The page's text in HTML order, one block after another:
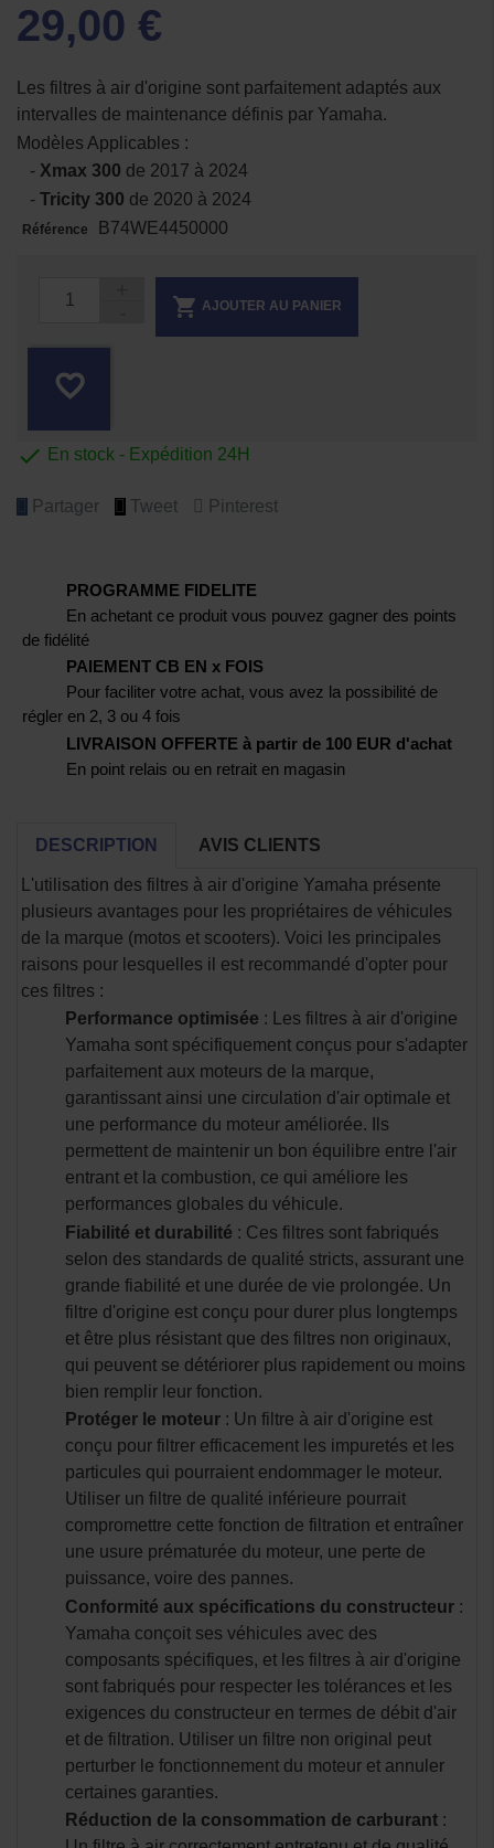
29,00 €
Les filtres à air d'origine sont parfaitement adaptés aux
intervalles de maintenance définis par Yamaha.
Modèles Applicables :
- Xmax 300 de 2017 à 2024
- Tricity 300 de 2020 à 2024
Référence B74WE4450000
 AJOUTER AU PANIER
favorite_border
 En stock - Expédition 24H
Partager Tweet Pinterest
PROGRAMME FIDELITE
En achetant ce produit vous pouvez gagner des points
de fidélité
PAIEMENT CB EN x FOIS
Pour faciliter votre achat, vous avez la possibilité de
régler en 2, 3 ou 4 fois
LIVRAISON OFFERTE à partir de 100 EUR d'achat
En point relais ou en retrait en magasin
DESCRIPTION AVIS CLIENTS
L'utilisation des filtres à air d'origine Yamaha présente
plusieurs avantages pour les propriétaires de véhicules
de la marque (motos et scooters). Voici les principales
raisons pour lesquelles il est recommandé d'opter pour
ces filtres :
Performance optimisée : Les filtres à air d'origine
Yamaha sont spécifiquement conçus pour s'adapter
parfaitement aux moteurs de la marque,
garantissant ainsi une circulation d'air optimale et
une performance du moteur améliorée. Ils
permettent de maintenir un bon équilibre entre l'air
entrant et la combustion, ce qui améliore les
performances globales du véhicule.
Fiabilité et durabilité : Ces filtres sont fabriqués
selon des standards de qualité stricts, assurant une
grande fiabilité et une durée de vie prolongée. Un
filtre d'origine est conçu pour durer plus longtemps
et être plus résistant que des filtres non originaux,
qui peuvent se détériorer plus rapidement ou moins
bien remplir leur fonction.
Protéger le moteur : Un filtre à air d'origine est
conçu pour filtrer efficacement les impuretés et les
particules qui pourraient endommager le moteur.
Utiliser un filtre de qualité inférieure pourrait
compromettre cette fonction de filtration et entraîner
une usure prématurée du moteur, une perte de
puissance, voire des pannes.
Conformité aux spécifications du constructeur :
Yamaha conçoit ses véhicules avec des
composants spécifiques, et les filtres à air d'origine
sont fabriqués pour respecter les tolérances et les
exigences du constructeur en termes de débit d'air
et de filtration. Utiliser un filtre non original peut
perturber le fonctionnement du moteur et annuler
certaines garanties.
Réduction de la consommation de carburant :